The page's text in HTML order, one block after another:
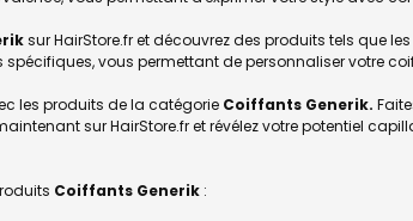
sur HairStore.fr et découvrez des produits tels que
vous permettant de personnaliser votre
les produits de la catégorie Coiffants Generik.
sur HairStore.fr et révélez votre potentiel
Coiffants Generik :